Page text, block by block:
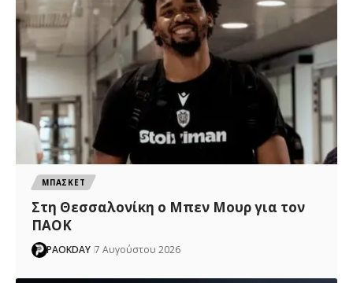
ΜΠΑΣΚΕΤ
Στη Θεσσαλονίκη ο Μπεν Μουρ για τον
ΠΑΟΚ
PAOKDAY 7 Αυγούστου 2026